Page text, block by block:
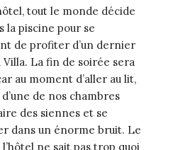
tout le monde décide
la piscine pour se
de profiter d’un dernier
Villa. La fin de soirée sera
au moment d’aller au lit,
de nos chambres
des siennes et se
dans un énorme bruit. Le
ne sait pas trop quoi